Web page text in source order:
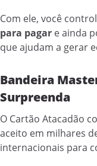
Com ele, você
para pagar e ainda
que ajudam a gerar
Bandeira
Surpreenda
O Cartão Atacadão
aceito em milhares
internacionais para